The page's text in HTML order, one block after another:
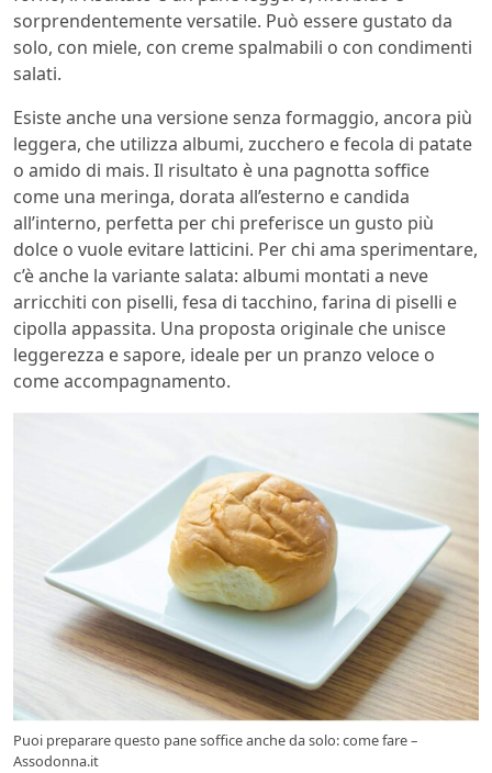
sorprendentemente versatile. Può essere gustato da
solo, con miele, con creme spalmabili o con condimenti
salati.
Esiste anche una versione senza formaggio, ancora più
leggera, che utilizza albumi, zucchero e fecola di patate
o amido di mais. Il risultato è una pagnotta soffice
come una meringa, dorata all’esterno e candida
all’interno, perfetta per chi preferisce un gusto più
dolce o vuole evitare latticini. Per chi ama sperimentare,
c’è anche la variante salata: albumi montati a neve
arricchiti con piselli, fesa di tacchino, farina di piselli e
cipolla appassita. Una proposta originale che unisce
leggerezza e sapore, ideale per un pranzo veloce o
come accompagnamento.
Puoi preparare questo pane soffice anche da solo: come fare –
Assodonna.it